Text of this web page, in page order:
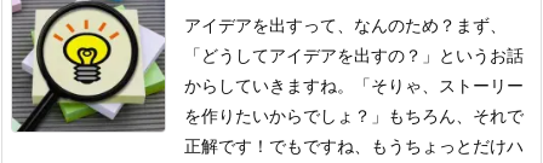
アイデアを出すって、なんのため？ まず、
「どうしてアイデアを出すの？」というお話
からしていきますね。
「そりゃ、ストーリー
を作りたいからでしょ？」 もちろん、それで
正解です！でもですね、もうちょっとだけハ